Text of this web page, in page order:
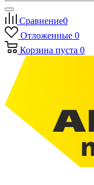
Сравнение0
Отложенные 0
Корзина пуста 0